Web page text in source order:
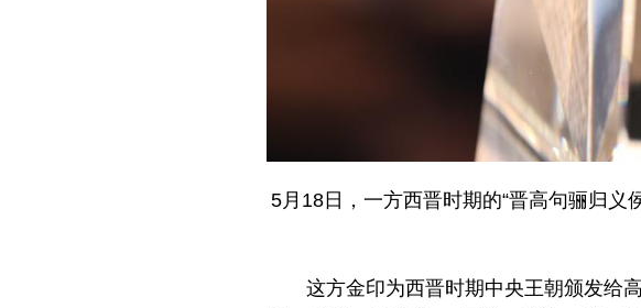
5月18日，一方西晋时期的“晋高句骊归义
这方金印为西晋时期中央王朝颁发给